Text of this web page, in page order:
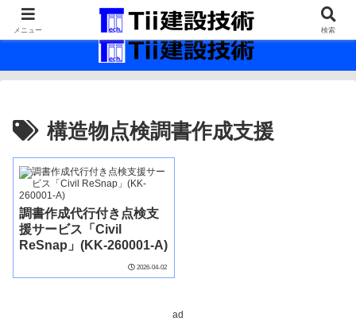
最新の建設技術の情報インフラ。
構造物点検調書作成支援
調書作成代行付き点検支
援サービス「Civil
ReSnap」(KK-260001-A)
2026-04-02
ad
メニュー 検索